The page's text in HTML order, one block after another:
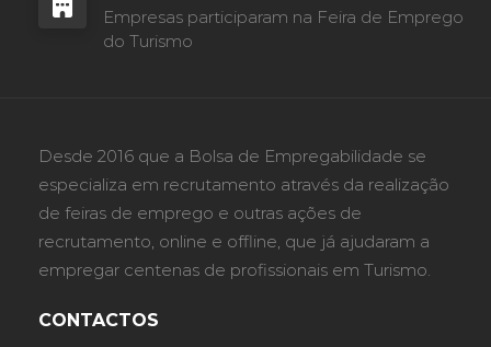
Empresas participaram na Feira de Emprego
do Turismo
Desde 2016 que a Bolsa de Empregabilidade se
especializa em recrutamento através da realização
de feiras de emprego e outras ações de
recrutamento, online e offline, que já ajudaram a
empregar centenas de profissionais em Turismo.
CONTACTOS